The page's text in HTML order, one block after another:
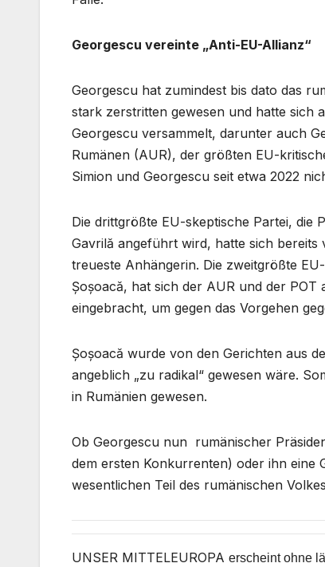
Georgescu vereinte „Anti-EU-Allianz“
Georgescu hat zumindest bis dato das
stark zerstritten gewesen und hatte sich
Georgescu versammelt, darunter auch
Rumänen (AUR), der größten EU-
Simion und Georgescu seit etwa 2022
Die drittgrößte EU-skeptische Partei, die
Gavrilă angeführt wird, hatte sich
treueste Anhängerin. Die zweitgrößte
Șoșoacă, hat sich der AUR und der POT
eingebracht, um gegen das Vorgehen
Șoșoacă wurde von den Gerichten aus
angeblich „zu radikal“ gewesen wäre.
in Rumänien gewesen.
Ob Georgescu nun rumänischer
dem ersten Konkurrenten) oder ihn eine
wesentlichen Teil des rumänischen
UNSER MITTELEUROPA erscheint ohne